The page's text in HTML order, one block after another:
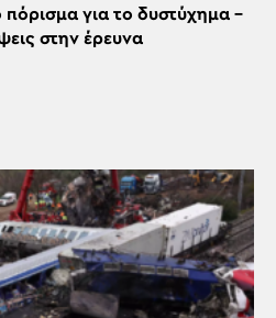
για το δυστύχημα –
στην έρευνα